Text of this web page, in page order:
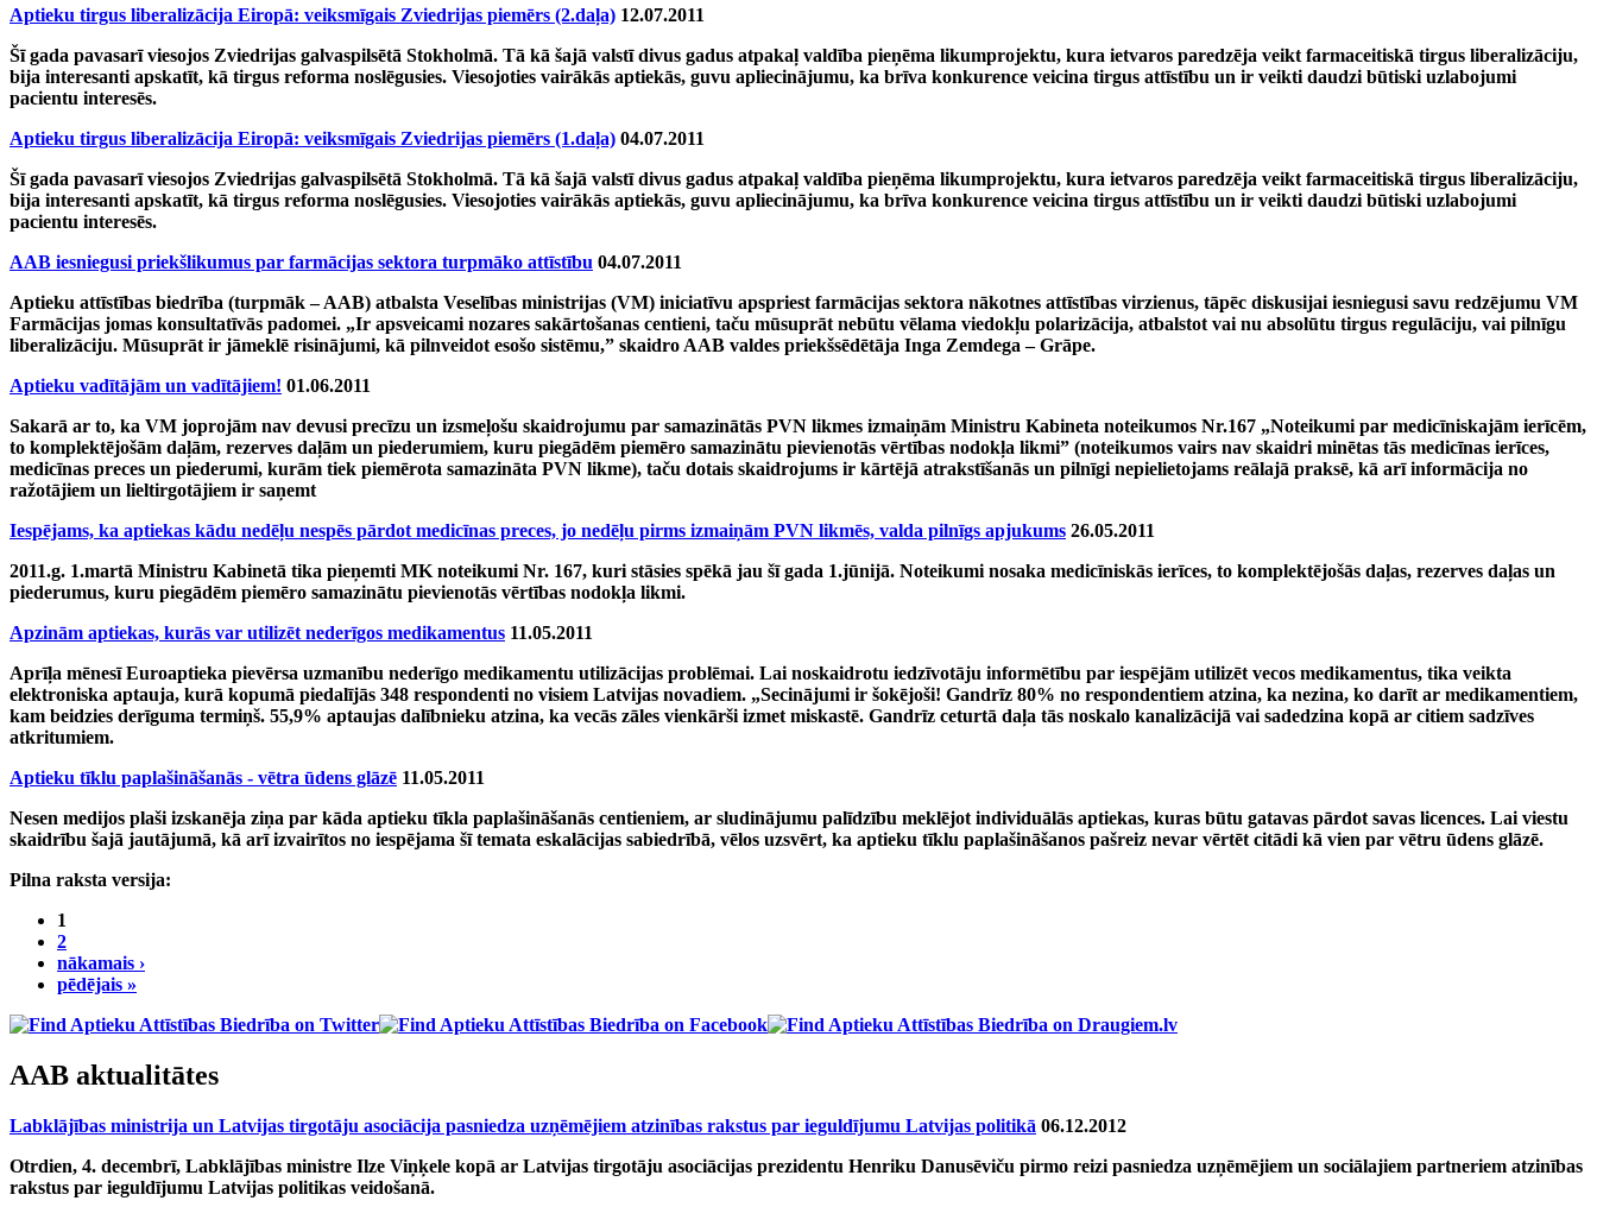
Aptieku tirgus liberalizācija Eiropā: veiksmīgais Zviedrijas piemērs (2.daļa) 12.07.2011
Šī gada pavasarī viesojos Zviedrijas galvaspilsētā Stokholmā. Tā kā šajā valstī divus gadus atpakaļ valdība pieņēma likumprojektu, kura ietvaros paredzēja veikt farmaceitiskā tirgus liberalizāciju,
bija interesanti apskatīt, kā tirgus reforma noslēgusies. Viesojoties vairākās aptiekās, guvu apliecinājumu, ka brīva konkurence veicina tirgus attīstību un ir veikti daudzi būtiski uzlabojumi
pacientu interesēs.
Aptieku tirgus liberalizācija Eiropā: veiksmīgais Zviedrijas piemērs (1.daļa) 04.07.2011
Šī gada pavasarī viesojos Zviedrijas galvaspilsētā Stokholmā. Tā kā šajā valstī divus gadus atpakaļ valdība pieņēma likumprojektu, kura ietvaros paredzēja veikt farmaceitiskā tirgus liberalizāciju,
bija interesanti apskatīt, kā tirgus reforma noslēgusies. Viesojoties vairākās aptiekās, guvu apliecinājumu, ka brīva konkurence veicina tirgus attīstību un ir veikti daudzi būtiski uzlabojumi
pacientu interesēs.
AAB iesniegusi priekšlikumus par farmācijas sektora turpmāko attīstību 04.07.2011
Aptieku attīstības biedrība (turpmāk – AAB) atbalsta Veselības ministrijas (VM) iniciatīvu apspriest farmācijas sektora nākotnes attīstības virzienus, tāpēc diskusijai iesniegusi savu redzējumu VM
Farmācijas jomas konsultatīvās padomei. „Ir apsveicami nozares sakārtošanas centieni, taču mūsuprāt nebūtu vēlama viedokļu polarizācija, atbalstot vai nu absolūtu tirgus regulāciju, vai pilnīgu
liberalizāciju. Mūsuprāt ir jāmeklē risinājumi, kā pilnveidot esošo sistēmu,” skaidro AAB valdes priekšsēdētāja Inga Zemdega – Grāpe.
Aptieku vadītājām un vadītājiem! 01.06.2011
Sakarā ar to, ka VM joprojām nav devusi precīzu un izsmeļošu skaidrojumu par samazinātās PVN likmes izmaiņām Ministru Kabineta noteikumos Nr.167 „Noteikumi par medicīniskajām ierīcēm,
to komplektējošām daļām, rezerves daļām un piederumiem, kuru piegādēm piemēro samazinātu pievienotās vērtības nodokļa likmi” (noteikumos vairs nav skaidri minētas tās medicīnas ierīces,
medicīnas preces un piederumi, kurām tiek piemērota samazināta PVN likme), taču dotais skaidrojums ir kārtējā atrakstīšanās un pilnīgi nepielietojams reālajā praksē, kā arī informācija no
ražotājiem un lieltirgotājiem ir saņemt
Iespējams, ka aptiekas kādu nedēļu nespēs pārdot medicīnas preces, jo nedēļu pirms izmaiņām PVN likmēs, valda pilnīgs apjukums 26.05.2011
2011.g. 1.martā Ministru Kabinetā tika pieņemti MK noteikumi Nr. 167, kuri stāsies spēkā jau šī gada 1.jūnijā. Noteikumi nosaka medicīniskās ierīces, to komplektējošās daļas, rezerves daļas un
piederumus, kuru piegādēm piemēro samazinātu pievienotās vērtības nodokļa likmi.
Apzinām aptiekas, kurās var utilizēt nederīgos medikamentus 11.05.2011
Aprīļa mēnesī Euroaptieka pievērsa uzmanību nederīgo medikamentu utilizācijas problēmai. Lai noskaidrotu iedzīvotāju informētību par iespējām utilizēt vecos medikamentus, tika veikta
elektroniska aptauja, kurā kopumā piedalījās 348 respondenti no visiem Latvijas novadiem. „Secinājumi ir šokējoši! Gandrīz 80% no respondentiem atzina, ka nezina, ko darīt ar medikamentiem,
kam beidzies derīguma termiņš. 55,9% aptaujas dalībnieku atzina, ka vecās zāles vienkārši izmet miskastē. Gandrīz ceturtā daļa tās noskalo kanalizācijā vai sadedzina kopā ar citiem sadzīves
atkritumiem.
Aptieku tīklu paplašināšanās - vētra ūdens glāzē 11.05.2011
Nesen medijos plaši izskanēja ziņa par kāda aptieku tīkla paplašināšanās centieniem, ar sludinājumu palīdzību meklējot individuālās aptiekas, kuras būtu gatavas pārdot savas licences. Lai viestu
skaidrību šajā jautājumā, kā arī izvairītos no iespējama šī temata eskalācijas sabiedrībā, vēlos uzsvērt, ka aptieku tīklu paplašināšanos pašreiz nevar vērtēt citādi kā vien par vētru ūdens glāzē.
Pilna raksta versija:
1
2
nākamais ›
pēdējais »
AAB aktualitātes
Labklājības ministrija un Latvijas tirgotāju asociācija pasniedza uzņēmējiem atzinības rakstus par ieguldījumu Latvijas politikā 06.12.2012
Otrdien, 4. decembrī, Labklājības ministre Ilze Viņķele kopā ar Latvijas tirgotāju asociācijas prezidentu Henriku Danusēviču pirmo reizi pasniedza uzņēmējiem un sociālajiem partneriem atzinības
rakstus par ieguldījumu Latvijas politikas veidošanā.